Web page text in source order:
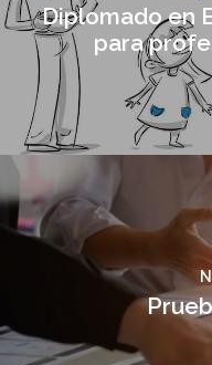
Diplomado en
para